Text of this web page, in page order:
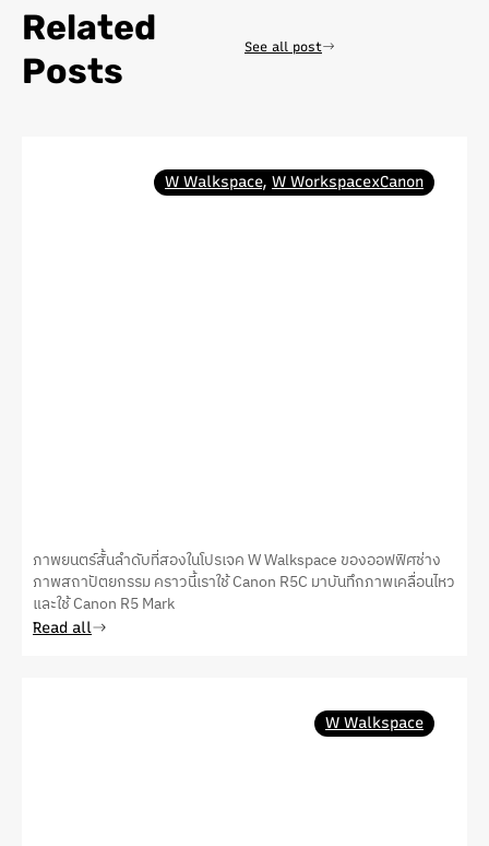
Related
Posts
See all post
W Walkspace, W WorkspacexCanon
ภาพยนตร์สั้นลำดับที่สองในโปรเจค W Walkspace ของออฟฟิศช่าง
ภาพสถาปัตยกรรม คราวนี้เราใช้ Canon R5C มาบันทึกภาพเคลื่อนไหว
และใช้ Canon R5 Mark
Read all
W Walkspace